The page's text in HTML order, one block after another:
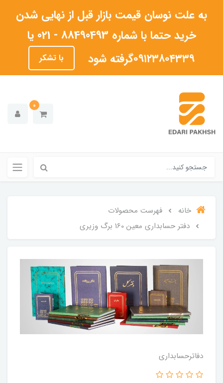
به علت نوسان قیمت بازار قبل از نهایی شدن
خرید حتما با شماره 88490493 - 021 یا
۰۹۱۲۳۸۰۴۳۳۹گرفته شود
با تشکر
0
خانه
فهرست محصولات
دفتر حسابداری معین 160 برگ وزیری
دفاترحسابداری